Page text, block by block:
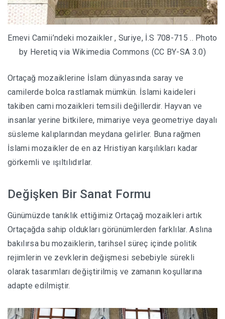
Emevi Camii’ndeki mozaikler , Suriye, İ.S 708-715 .. Photo
by Heretiq via Wikimedia Commons (CC BY-SA 3.0)
Ortaçağ mozaiklerine İslam dünyasında saray ve
camilerde bolca rastlamak mümkün. İslami kaideleri
takiben cami mozaikleri temsili değillerdir. Hayvan ve
insanlar yerine bitkilere, mimariye veya geometriye dayalı
süsleme kalıplarından meydana gelirler. Buna rağmen
İslami mozaikler de en az Hristiyan karşılıkları kadar
görkemli ve ışıltılıdırlar.
Değişken Bir Sanat Formu
Günümüzde tanıklık ettiğimiz Ortaçağ mozaikleri artık
Ortaçağda sahip oldukları görünümlerden farklılar. Aslına
bakılırsa bu mozaiklerin, tarihsel süreç içinde politik
rejimlerin ve zevklerin değişmesi sebebiyle sürekli
olarak tasarımları değiştirilmiş ve zamanın koşullarına
adapte edilmiştir.